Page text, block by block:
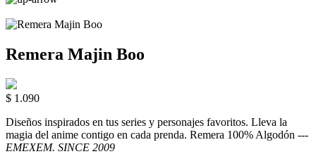
Remera Majin Boo
$ 1.090
Diseños inspirados en tus series y personajes favoritos. Lleva la
magia del anime contigo en cada prenda. Remera 100% Algodón ---
EMEXEM. SINCE 2009